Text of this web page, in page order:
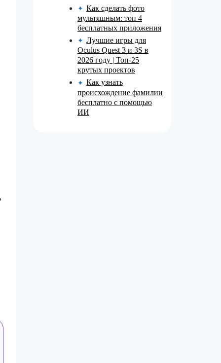
✦ Как сделать фото
мультяшным: топ 4
бесплатных приложения
✦ Лучшие игры для
Oculus Quest 3 и 3S в
2026 году | Топ-25
крутых проектов
✦ Как узнать
происхождение фамилии
бесплатно с помощью
ИИ